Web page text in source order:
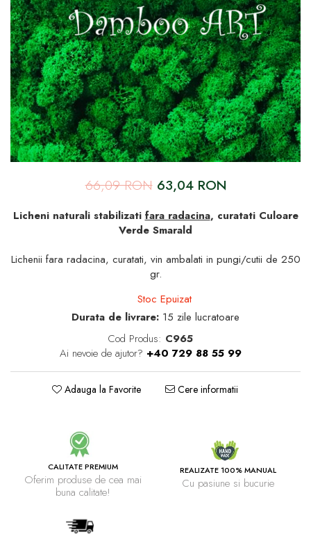
66,09 RON 63,04 RON
Licheni naturali stabilizati fara radacina, curatati Culoare
Verde Smarald
Lichenii fara radacina, curatati, vin ambalati in pungi/cutii de 250
gr.
Stoc Epuizat
Durata de livrare: 15 zile lucratoare
Cod Produs: C965
Ai nevoie de ajutor? +40 729 88 55 99
Adauga la Favorite Cere informatii
CALITATE PREMIUM
Oferim produse de cea mai
buna calitate!
REALIZATE 100% MANUAL
Cu pasiune si bucurie